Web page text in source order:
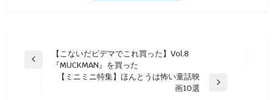
投
【こないだビデマでこれ買った】Vol.8
『MUCKMAN』を買った
【ミニミニ特集】ほんとうは怖い童話映
画10選